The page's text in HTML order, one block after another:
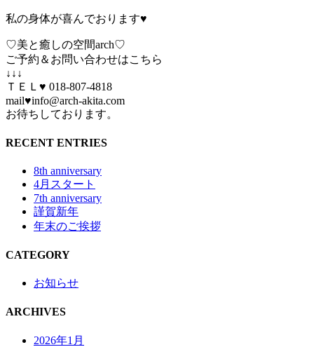
私の身体が喜んでおります♥
♡美と癒しの空間arch♡
ご予約＆お問い合わせはこちら
↓↓↓
ＴＥＬ♥ 018-807-4818
mail♥info@arch-akita.com
お待ちしております。
RECENT ENTRIES
8th anniversary
4月スタート
7th anniversary
謹賀新年
年末のご挨拶
CATEGORY
お知らせ
ARCHIVES
2026年1月